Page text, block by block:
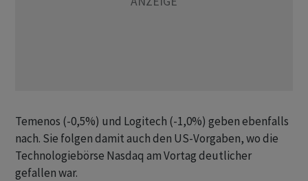
Temenos (-0,5%) und Logitech (-1,0%) geben ebenfalls
nach. Sie folgen damit auch den US-Vorgaben, wo die
Technologiebörse Nasdaq am Vortag deutlicher
gefallen war.